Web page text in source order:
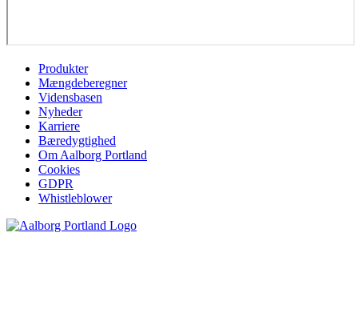
Produkter
Mængdeberegner
Vidensbasen
Nyheder
Karriere
Bæredygtighed
Om Aalborg Portland
Cookies
GDPR
Whistleblower